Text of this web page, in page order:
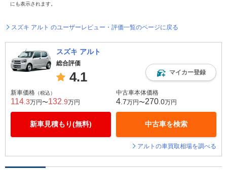
にも表示されます。
スズキ アルト のユーザーレビュー・評価一覧のページに戻る
スズキ アルト
総合評価
4.1 マイカー登録
新車価格 （税込）
114 .3万円〜132 .9万円
新車見積もり(無料)
中古車本体価格
4 .7万円〜270 .0万円
中古車を検索
アルトの車買取相場を調べる